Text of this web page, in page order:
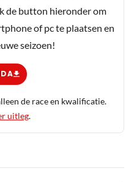
de button hieronder om
of pc te plaatsen en
seizoen!
de race en kwalificatie.
uitleg.